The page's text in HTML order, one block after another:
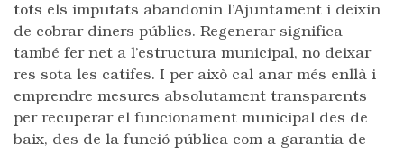
tots els imputats abandonin l’Ajuntament i deixin
de cobrar diners públics. Regenerar significa
també fer net a l’estructura municipal, no deixar
res sota les catifes. I per això cal anar més enllà i
emprendre mesures absolutament transparents
per recuperar el funcionament municipal des de
baix, des de la funció pública com a garantia de